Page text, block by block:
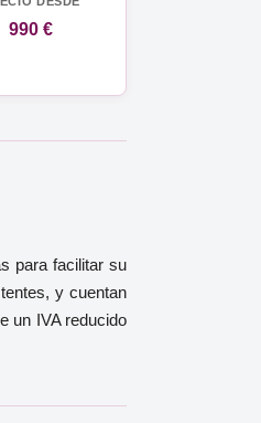
990 €
para facilitar su
y cuentan
un IVA reducido